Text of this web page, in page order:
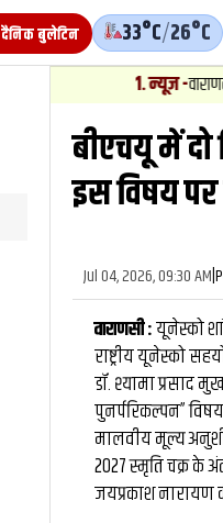
दैनिक बुलेटिन 33°C/26°C
वाराणसी में
बीएचयू में
इस विषय
Jul 04, 2026, 09:30 AM|
वाराणसी :यूनेस्को
राष्ट्रीय यूनेस्को
डॉ. श्यामा प्रसाद
पुनर्परिकल्पन”
मालवीय मूल्य
2027 स्मृति चक्र के
जयप्रकाश नारायण